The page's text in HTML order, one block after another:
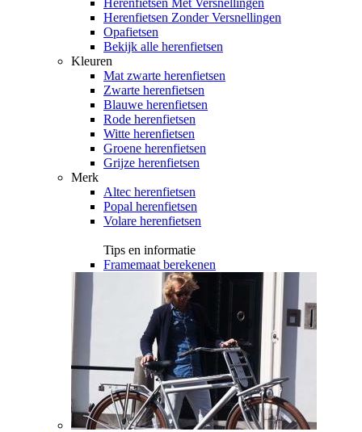
Herenfietsen Met Versnellingen
Herenfietsen Zonder Versnellingen
Opafietsen
Bekijk alle herenfietsen
Kleuren
Mat zwarte herenfietsen
Zwarte herenfietsen
Blauwe herenfietsen
Rode herenfietsen
Witte herenfietsen
Groene herenfietsen
Grijze herenfietsen
Merk
Altec herenfietsen
Popal herenfietsen
Volare herenfietsen
Tips en informatie
Framemaat berekenen